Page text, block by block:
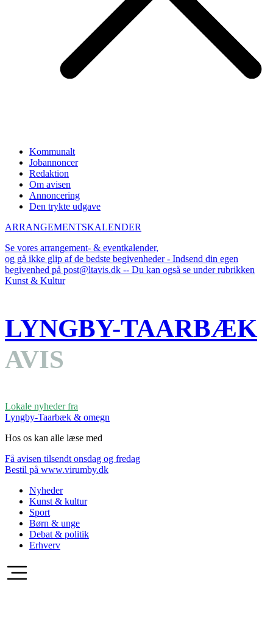
Kommunalt
Jobannoncer
Redaktion
Om avisen
Annoncering
Den trykte udgave
ARRANGEMENTSKALENDER
Se vores arrangement- & eventkalender,
og gå ikke glip af de bedste begivenheder - Indsend din egen
begivenhed på post@ltavis.dk -- Du kan også se under rubrikken
Kunst & Kultur
LYNGBY-TAARBÆK
AVIS
Lokale nyheder fra
Lyngby-Taarbæk & omegn
Hos os kan alle læse med
Få avisen tilsendt onsdag og fredag
Bestil på www.virumby.dk
Nyheder
Kunst & kultur
Sport
Børn & unge
Debat & politik
Erhverv